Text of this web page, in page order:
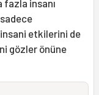
fazla insanı
etkilerini de
gözler önüne